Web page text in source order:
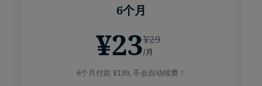
6个月
¥23¥29
/月
6个月付款 ¥139, 不会自动续费！